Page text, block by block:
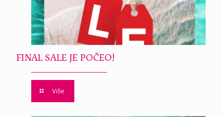
FINAL SALE JE POČEO!
Više